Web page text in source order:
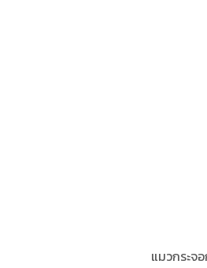
มีนา
กาย
ขนขา
ตาป
แมวกระจอ